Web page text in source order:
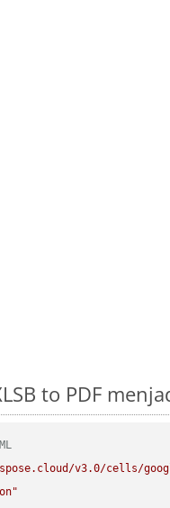
to PDF
v3.0/cells/